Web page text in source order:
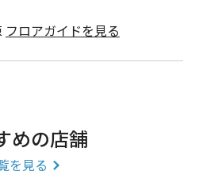
フロアガイドを見る
めの店舗
を見る